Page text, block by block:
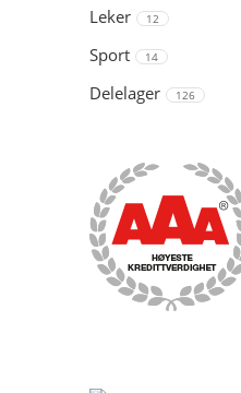
Leker 12
Sport 14
Delelager 126